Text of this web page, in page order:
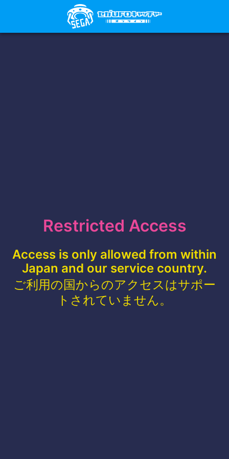
Restricted Access
Access is only allowed from within
Japan and our service country.
ご利用の国からのアクセスはサポー
トされていません。